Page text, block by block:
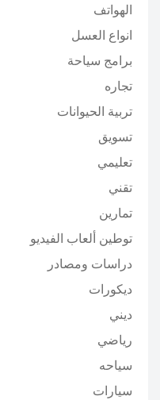
الهواتف
انواع العسل
برامج سياحة
تجاره
تربية الحيوانات
تسويق
تعليمي
تقني
تمارين
توطين ألعاب الفيديو
دراسات ومصادر
ديكورات
ديني
رياضي
سياحه
سيارات